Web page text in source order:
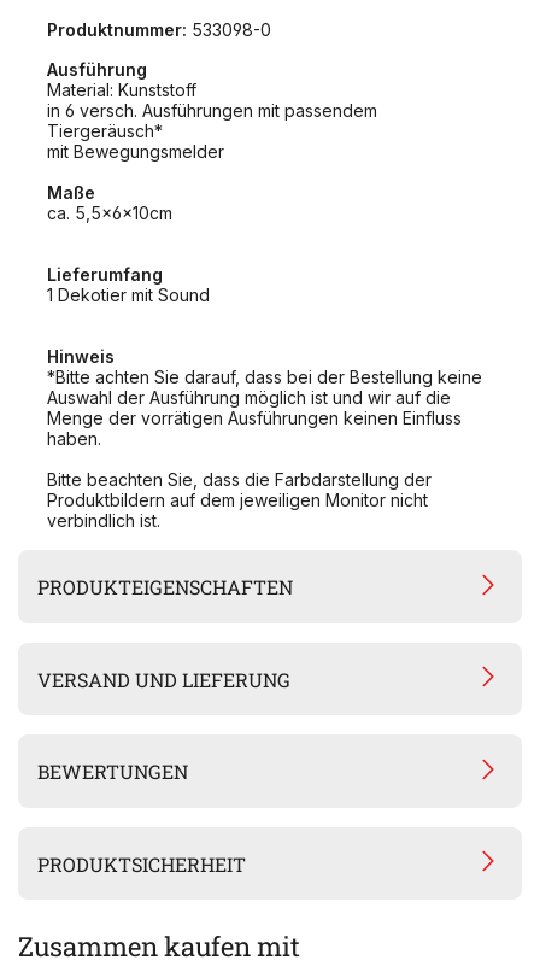
Produktnummer: 533098-0
Ausführung
Material: Kunststoff
in 6 versch. Ausführungen mit passendem
Tiergeräusch*
mit Bewegungsmelder
Maße
ca. 5,5x6x10cm
Lieferumfang
1 Dekotier mit Sound
Hinweis
*Bitte achten Sie darauf, dass bei der Bestellung keine
Auswahl der Ausführung möglich ist und wir auf die
Menge der vorrätigen Ausführungen keinen Einfluss
haben.
Bitte beachten Sie, dass die Farbdarstellung der
Produktbildern auf dem jeweiligen Monitor nicht
verbindlich ist.
PRODUKTEIGENSCHAFTEN
VERSAND UND LIEFERUNG
BEWERTUNGEN
PRODUKTSICHERHEIT
Zusammen kaufen mit